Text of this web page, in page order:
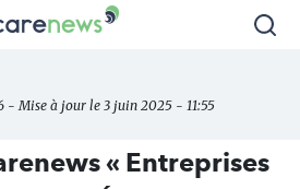
- Mise à jour le 3 juin 2025 - 11:55
« Entreprises